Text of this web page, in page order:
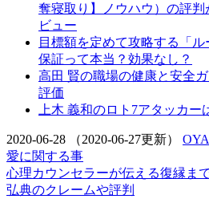
奪寝取り】ノウハウ）の評
ビュー
目標額を定めて攻略する「
保証って本当？効果なし？
高田 賢の職場の健康と安全
評価
上木 義和のロト7アタッカー
2020-06-28 （2020-06-27更新）
愛に関する事
心理カウンセラーが伝える復縁
弘典のクレームや評判